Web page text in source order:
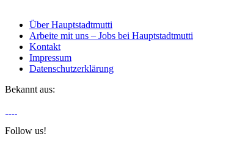
Über Hauptstadtmutti
Arbeite mit uns – Jobs bei Hauptstadtmutti
Kontakt
Impressum
Datenschutzerklärung
Bekannt aus:
Follow us!